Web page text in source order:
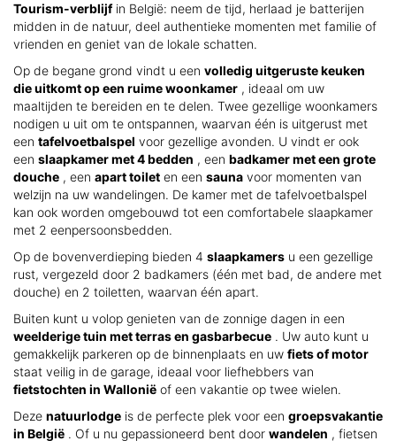
Tourism-verblijfin België: neem de tijd, herlaad je batterijen
midden in de natuur, deel authentieke momenten met familie of
vrienden en geniet van de lokale schatten.
Op de begane grond vindt u een volledig uitgeruste keuken
die uitkomt op een ruime woonkamer , ideaal om uw
maaltijden te bereiden en te delen. Twee gezellige woonkamers
nodigen u uit om te ontspannen, waarvan één is uitgerust met
een tafelvoetbalspel voor gezellige avonden. U vindt er ook
een slaapkamer met 4 bedden , een badkamer met een grote
douche , een apart toilet en een sauna voor momenten van
welzijn na uw wandelingen. De kamer met de tafelvoetbalspel
kan ook worden omgebouwd tot een comfortabele slaapkamer
met 2 eenpersoonsbedden.
Op de bovenverdieping bieden 4 slaapkamers u een gezellige
rust, vergezeld door 2 badkamers (één met bad, de andere met
douche) en 2 toiletten, waarvan één apart.
Buiten kunt u volop genieten van de zonnige dagen in een
weelderige tuin met terras en gasbarbecue . Uw auto kunt u
gemakkelijk parkeren op de binnenplaats en uw fiets of motor
staat veilig in de garage, ideaal voor liefhebbers van
fietstochten in Wallonië of een vakantie op twee wielen.
Deze natuurlodge is de perfecte plek voor een groepsvakantie
in België . Of u nu gepassioneerd bent door wandelen , fietsen